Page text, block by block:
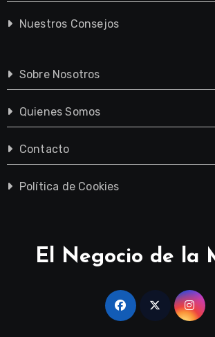
Nuestros Consejos
Sobre Nosotros
Quienes Somos
Contacto
Política de Cookies
El Negocio de la